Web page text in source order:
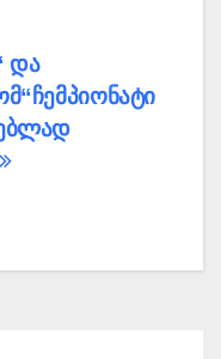
და